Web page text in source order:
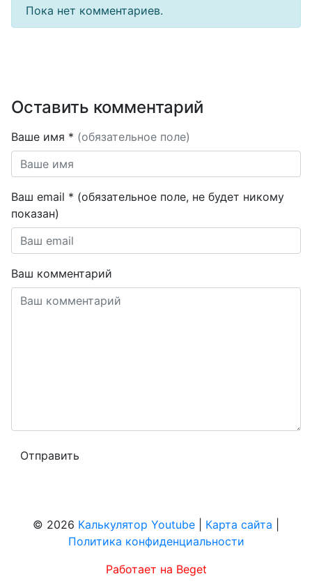
Пока нет комментариев.
Оставить комментарий
Ваше имя * (обязательное поле)
Ваш email * (обязательное поле, не будет никому
показан)
Ваш комментарий
© 2026 Калькулятор Youtube Карта сайта
Политика конфиденциальности
Работает на Beget